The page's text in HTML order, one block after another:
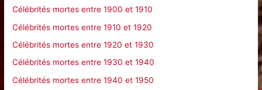
:
Célébrités mortes entre 1900 et 1910
Célébrités mortes entre 1910 et 1920
Célébrités mortes entre 1920 et 1930
Célébrités mortes entre 1930 et 1940
Célébrités mortes entre 1940 et 1950